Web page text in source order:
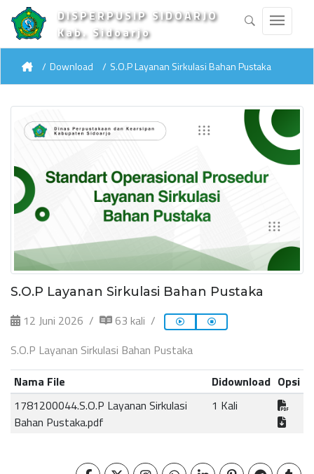
DISPERPUSIP SIDOARJO
Kab. Sidoarjo
Download S.O.P Layanan Sirkulasi Bahan Pustaka
S.O.P Layanan Sirkulasi Bahan Pustaka
12 Juni 2026
63 kali
S.O.P Layanan Sirkulasi Bahan Pustaka
Nama File
Didownload Opsi
1781200044.S.O.P Layanan Sirkulasi
Bahan Pustaka.pdf
1 Kali